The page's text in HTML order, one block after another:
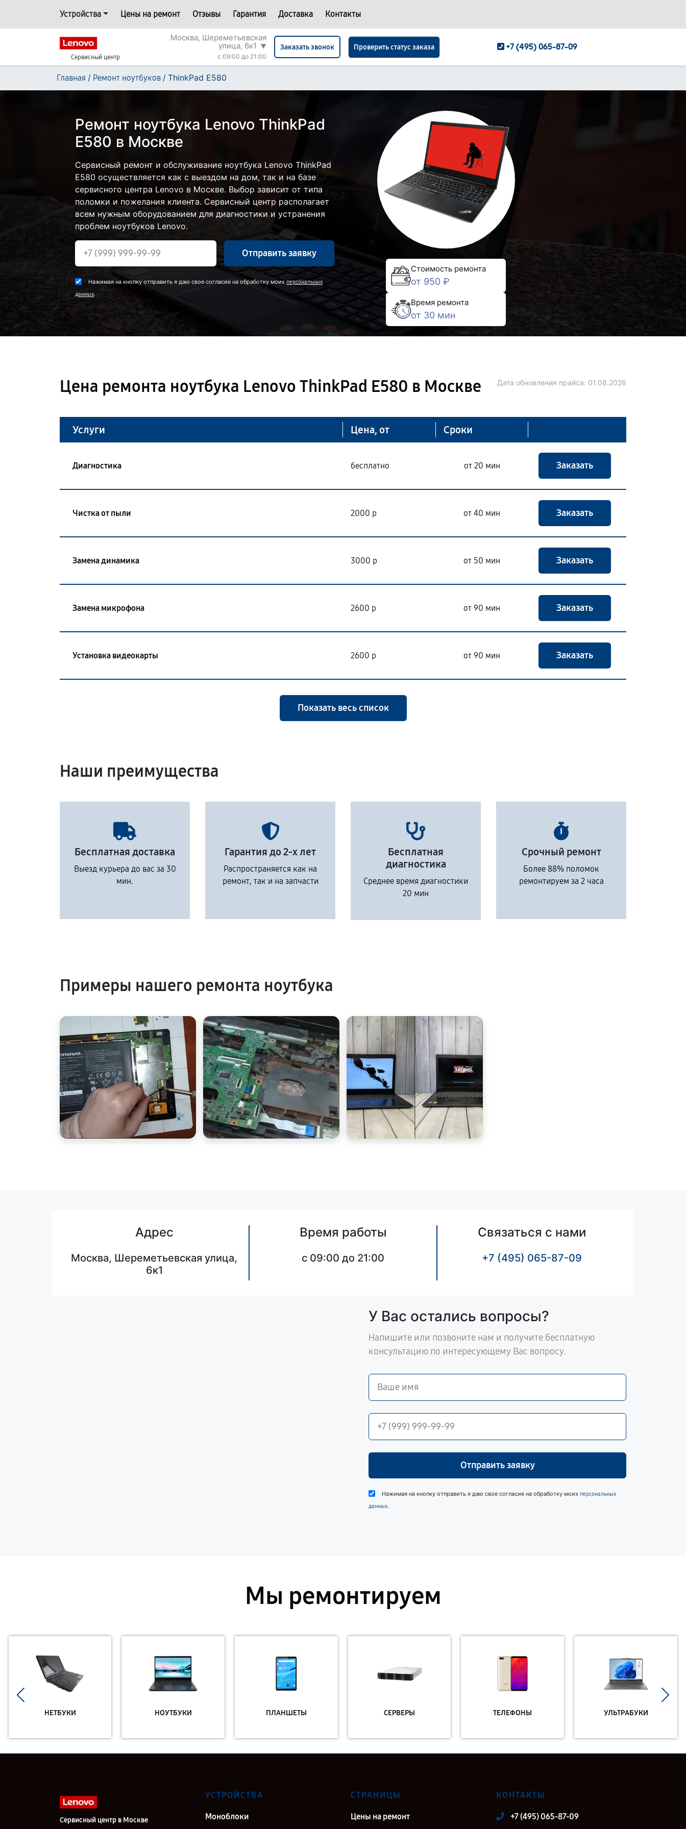
Устройства Цены на ремонт Отзывы Гарантия Доставка Контакты
Сервисный центр
Москва, Шереметьевская
улица, 6к1
▼
c 09:00 до 21:00
Заказать звонок Проверить статус заказа +7 (495) 065-87-09
Главная / Ремонт ноутбуков / ThinkPad E580
Ремонт ноутбука Lenovo ThinkPad
E580 в Москве
Сервисный ремонт и обслуживание ноутбука Lenovo ThinkPad
E580 осуществляется как с выездом на дом, так и на базе
сервисного центра Lenovo в Москве. Выбор зависит от типа
поломки и пожелания клиента. Сервисный центр располагает
всем нужным оборудованием для диагностики и устранения
проблем ноутбуков Lenovo.
Отправить заявку
Нажимая на кнопку отправить я даю свое согласие на обработку моих персональных
данных.
Стоимость ремонта
от 950 ₽
Время ремонта
от 30 мин
Цена ремонта ноутбука Lenovo ThinkPad E580 в Москве Дата обновления прайса: 01.08.2026
Услуги Цена, от Сроки
Диагностика бесплатно от 20 мин Заказать
Чистка от пыли 2000 р от 40 мин Заказать
Замена динамика 3000 р от 50 мин Заказать
Замена микрофона 2600 р от 90 мин Заказать
Установка видеокарты 2600 р от 90 мин Заказать
Показать весь список
Наши преимущества
Бесплатная доставка
Выезд курьера до вас за 30
мин.
Гарантия до 2-х лет
Распространяется как на
ремонт, так и на запчасти
Бесплатная
диагностика
Среднее время диагностики
20 мин
Срочный ремонт
Более 88% поломок
ремонтируем за 2 часа
Примеры нашего ремонта ноутбука
Адрес
Москва, Шереметьевская улица,
6к1
Время работы
c 09:00 до 21:00
Связаться с нами
+7 (495) 065-87-09
У Вас остались вопросы?
Напишите или позвоните нам и получите бесплатную
консультацию по интересующему Вас вопросу.
Отправить заявку
Нажимая на кнопку отправить я даю свое согласие на обработку моих персональных
данных.
Мы ремонтируем
НЕТБУКИ НОУТБУКИ ПЛАНШЕТЫ СЕРВЕРЫ ТЕЛЕФОНЫ УЛЬТРАБУКИ
Сервисный центр в Москве
УСТРОЙСТВА
Моноблоки
СТРАНИЦЫ
Цены на ремонт
КОНТАКТЫ
+7 (495) 065-87-09